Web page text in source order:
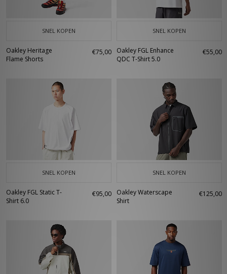
SNEL KOPEN
Oakley Heritage
Flame Shorts
€75,00
SNEL KOPEN
Oakley FGL Enhance
QDC T-Shirt 5.0
€55,00
SNEL KOPEN
Oakley FGL Static T-
Shirt 6.0
€95,00
SNEL KOPEN
Oakley Waterscape
Shirt
€125,00